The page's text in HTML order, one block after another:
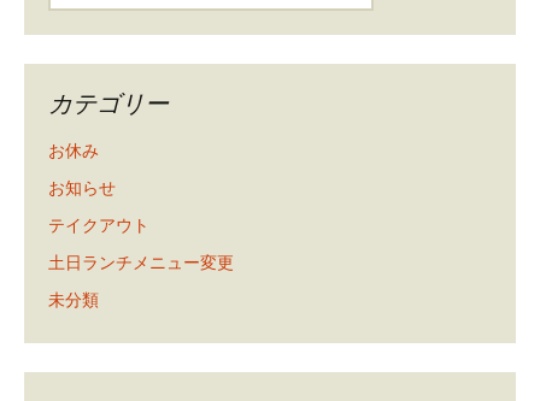
カテゴリー
お休み
お知らせ
テイクアウト
土日ランチメニュー変更
未分類